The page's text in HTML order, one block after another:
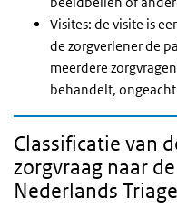
Visites: de visite is
de zorgverlener de
meerdere
behandelt,
Classificatie van
zorgvraag naar
Nederlands